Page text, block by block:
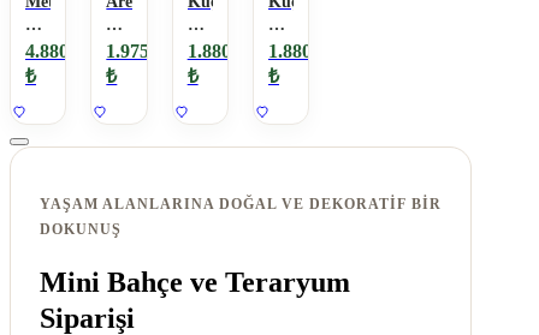
Bonsai
Agaci
4.880
₺
bitkili
aşk
bahçem
1.975
₺
Boy
Elma
Teraryum
1.880
₺
Elma
Erkek
Bebek
1.880
₺
YAŞAM ALANLARINA DOĞAL VE DEKORATIF BIR
DOKUNUŞ
Mini Bahçe ve Teraryum
Siparişi